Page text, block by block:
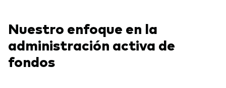
Nuestro enfoque en la
administración activa de
fondos